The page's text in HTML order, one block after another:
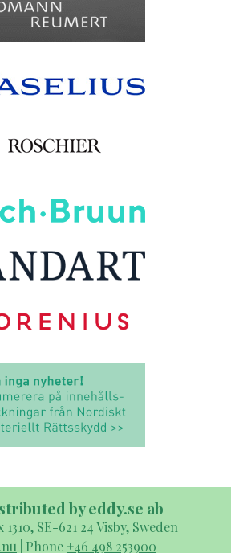
by eddy.se ab
SE-621 24 Visby, Sweden
| Phone+46 498 253900